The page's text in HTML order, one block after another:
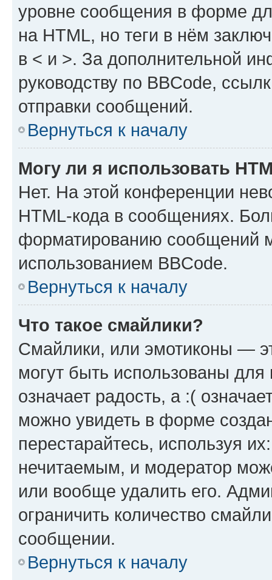
уровне сообщения в форме
на HTML, но теги в нём
в < и >. За дополнительной
руководству по BBCode,
отправки сообщений.
Вернуться к началу
Могу ли я использовать
Нет. На этой конференции
HTML-кода в сообщениях.
форматированию сообщений
использованием BBCode.
Вернуться к началу
Что такое смайлики?
Смайлики, или эмотиконы —
могут быть использованы
означает радость, а :(
можно увидеть в форме
перестарайтесь, используя
нечитаемым, и модератор
или вообще удалить его.
ограничить количество
сообщении.
Вернуться к началу